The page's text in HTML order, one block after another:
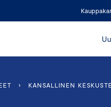
› KANSALLINEN